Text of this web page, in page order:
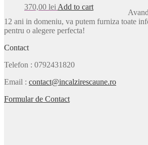
370,00 lei Add to cart
12 ani in domeniu, va putem furniza toate
pentru o alegere perfecta!
Contact
Telefon : 0792431820
Email : contact@incalzirescaune.ro
Formular de Contact